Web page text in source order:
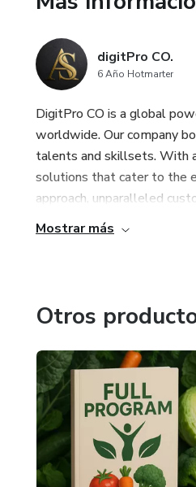
digitPro CO.
6 Año Hotmarter
DigitPro CO is a global
worldwide. Our company
talents and skillsets. With
solutions that cater to the
approach, unparalleled
Mostrar más
Otros